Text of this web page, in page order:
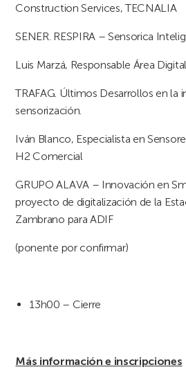
Construction Services, TECNALIA
SENER. RESPIRA – Sensorica
Luis Marzá, Responsable Área
TRAFAG. Últimos Desarrollos en la
sensorización.
Iván Blanco, Especialista en
H2 Comercial
GRUPO ALAVA – Innovación en
proyecto de digitalización de la
Zambrano para ADIF
(ponente por confirmar)
13h00 – Cierre
Más información e inscripciones